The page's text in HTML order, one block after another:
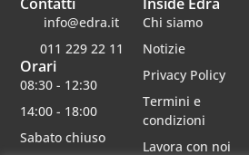
Chi siamo
Notizie
Privacy Policy
Termini e
condizioni
Lavora con noi
info@edra.it
011 229 22 11
Orari
08:30 - 12:30
14:00 - 18:00
Sabato chiuso